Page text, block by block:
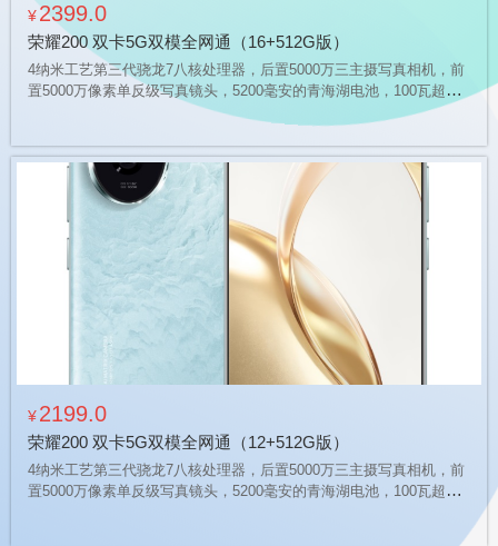
¥2399.0
荣耀200 双卡5G双模全网通（16+512G版）
4纳米工艺第三代骁龙7八核处理器，后置5000万三主摄写真相机，前
置5000万像素单反级写真镜头，5200毫安的青海湖电池，100瓦超级
快充，支持立体声双扬声器，
¥2199.0
荣耀200 双卡5G双模全网通（12+512G版）
4纳米工艺第三代骁龙7八核处理器，后置5000万三主摄写真相机，前
置5000万像素单反级写真镜头，5200毫安的青海湖电池，100瓦超级